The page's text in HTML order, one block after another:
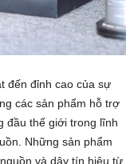
đến đỉnh cao của sự
các sản phẩm hỗ trợ
đầu thế giới trong lĩnh
Những sản phẩm
và dây tín hiệu từ